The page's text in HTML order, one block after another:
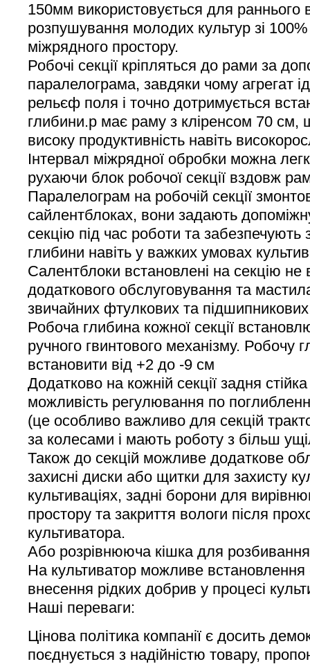
150мм використовується для раннього
розпушування молодих культур зі
міжрядного простору.
Робочі секції кріпляться до рами за
паралелограма, завдяки чому агрегат
рельєф поля і точно дотримується
глибини.р має раму з кліренсом 70 см,
високу продуктивність навіть
Інтервал міжрядної обробки можна
рухаючи блок робочої секції вздовж
Паралелограм на робочій секції
сайлентблоках, вони задають
секцію під час роботи та забезпечують
глибини навіть у важких умовах
Салентблоки встановлені на секцію не
додаткового обслуговування та
звичайних фтулкових та
Робоча глибина кожної секції
ручного гвинтового механізму. Робочу
встановити від +2 до -9 см
Додатково на кожній секції задня
можливість регулювання по
(це особливо важливо для секцій
за колесами і мають роботу з більш
Також до секцій можливе додаткове
захисні диски або щитки для захисту
культиваціях, задні борони для
простору та закриття вологи після
культиватора.
Або розрівнююча кішка для
На культиватор можливе
внесення рідких добрив у процесі
Наші переваги:
Цінова політика компанії є досить
поєднується з надійністю товару,